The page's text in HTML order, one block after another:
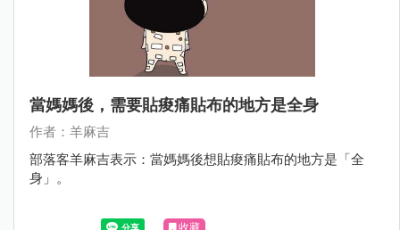
當媽媽後，需要貼痠痛貼布的地方是全身
作者：羊麻吉
部落客羊麻吉表示：當媽媽後想貼痠痛貼布的地方是「全
身」。
收藏